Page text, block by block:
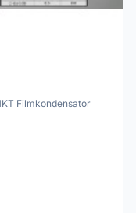
Filmkondensator